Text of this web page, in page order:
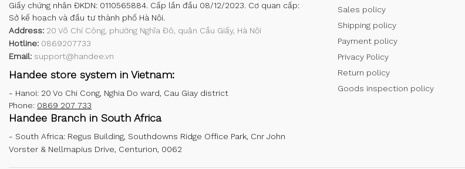
Giấy chứng nhận ĐKDN: 0110565884. Cấp lần đầu 08/12/2023. Cơ quan cấp:
Sở kế hoạch và đầu tư thành phố Hà Nội.
Address: 20 Võ Chí Công, phường Nghĩa Đô, quận Cầu Giấy, Hà Nội
Hotline: 0869207733
Email: support@handee.vn
Handee store system in Vietnam:
- Hanoi: 20 Vo Chi Cong, Nghia Do ward, Cau Giay district
Phone: 0869 207 733
Handee Branch in South Africa
- South Africa: Regus Building, Southdowns Ridge Office Park, Cnr John
Vorster & Nellmapius Drive, Centurion, 0062
Sales policy
Shipping policy
Payment policy
Privacy Policy
Return policy
Goods inspection policy